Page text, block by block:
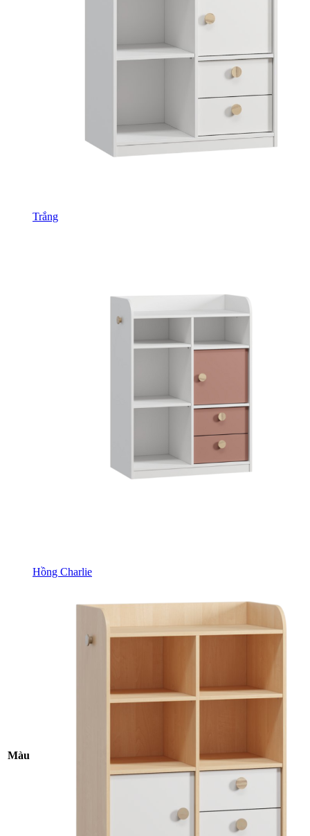
Màu
Trắng
Hồng Charlie